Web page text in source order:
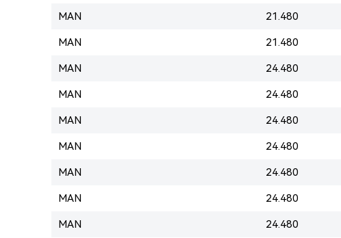
MAN 21.480
MAN 21.480
MAN 24.480
MAN 24.480
MAN 24.480
MAN 24.480
MAN 24.480
MAN 24.480
MAN 24.480